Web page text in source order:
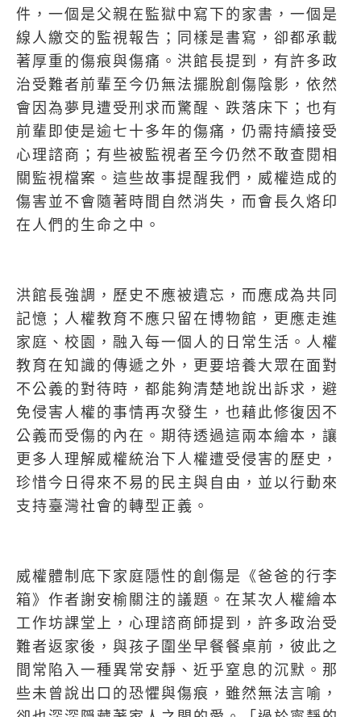
件，一個是父親在監獄中寫下的家書，一個是
線人繳交的監視報告；同樣是書寫，卻都承載
著厚重的傷痕與傷痛。洪館長提到，有許多政
治受難者前輩至今仍無法擺脫創傷陰影，依然
會因為夢見遭受刑求而驚醒、跌落床下；也有
前輩即使是逾七十多年的傷痛，仍需持續接受
心理諮商；有些被監視者至今仍然不敢查閱相
關監視檔案。這些故事提醒我們，威權造成的
傷害並不會隨著時間自然消失，而會長久烙印
在人們的生命之中。
洪館長強調，歷史不應被遺忘，而應成為共同
記憶；人權教育不應只留在博物館，更應走進
家庭、校園，融入每一個人的日常生活。人權
教育在知識的傳遞之外，更要培養大眾在面對
不公義的對待時，都能夠清楚地說出訴求，避
免侵害人權的事情再次發生，也藉此修復因不
公義而受傷的內在。期待透過這兩本繪本，讓
更多人理解威權統治下人權遭受侵害的歷史，
珍惜今日得來不易的民主與自由，並以行動來
支持臺灣社會的轉型正義。
威權體制底下家庭隱性的創傷是《爸爸的行李
箱》作者謝安榆關注的議題。在某次人權繪本
工作坊課堂上，心理諮商師提到，許多政治受
難者返家後，與孩子圍坐早餐餐桌前，彼此之
間常陷入一種異常安靜、近乎窒息的沉默。那
些未曾說出口的恐懼與傷痕，雖然無法言喻，